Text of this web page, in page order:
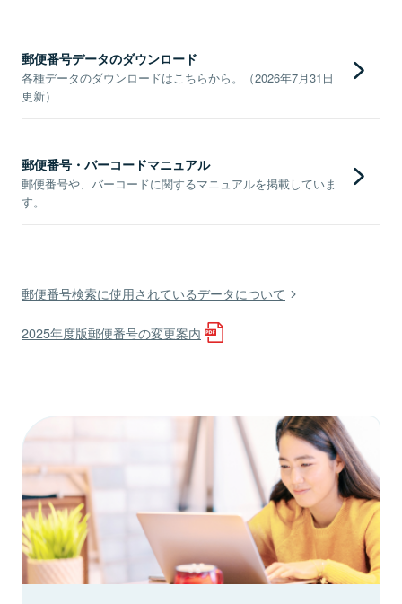
郵便番号データのダウンロード
各種データのダウンロードはこちらから。（2026年7月31日
更新）
郵便番号・バーコードマニュアル
郵便番号や、バーコードに関するマニュアルを掲載していま
す。
郵便番号検索に使用されているデータについて
2025年度版郵便番号の変更案内